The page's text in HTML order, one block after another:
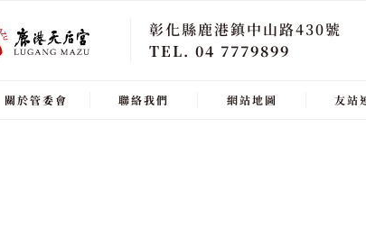
彰化縣鹿港鎮中山路430號
TEL. 04 7779899
關於管委會 聯絡我們 網站地圖 友站